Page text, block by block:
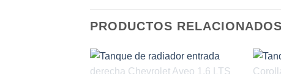
PRODUCTOS RELACIONADOS